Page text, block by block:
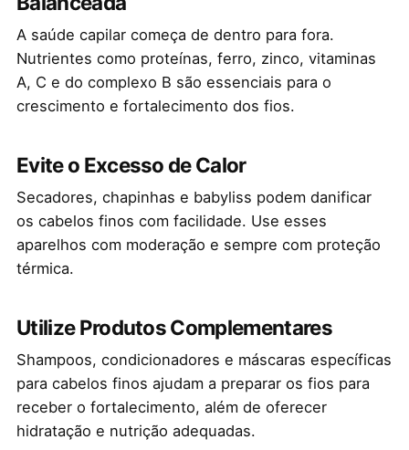
A saúde capilar começa de dentro para fora.
Nutrientes como proteínas, ferro, zinco, vitaminas
A, C e do complexo B são essenciais para o
crescimento e fortalecimento dos fios.
Evite o Excesso de Calor
Secadores, chapinhas e babyliss podem danificar
os cabelos finos com facilidade. Use esses
aparelhos com moderação e sempre com proteção
térmica.
Utilize Produtos Complementares
Shampoos, condicionadores e máscaras específicas
para cabelos finos ajudam a preparar os fios para
receber o fortalecimento, além de oferecer
hidratação e nutrição adequadas.